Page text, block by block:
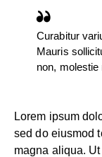
Curabitur
Mauris
non, molestie
Lorem ipsum
sed do eiusmod
magna aliqua.